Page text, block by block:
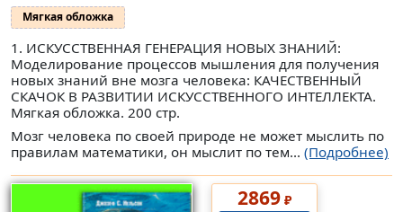
Мягкая обложка
1. ИСКУССТВЕННАЯ ГЕНЕРАЦИЯ НОВЫХ ЗНАНИЙ:
Моделирование процессов мышления для получения
новых знаний вне мозга человека: КАЧЕСТВЕННЫЙ
СКАЧОК В РАЗВИТИИ ИСКУССТВЕННОГО ИНТЕЛЛЕКТА.
Мягкая обложка. 200 стр.
Мозг человека по своей природе не может мыслить по
правилам математики, он мыслит по тем... (Подробнее)
2869₽